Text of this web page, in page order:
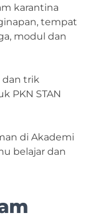
karantina
tempat
modul dan
dan trik
PKN STAN
di Akademi
belajar dan